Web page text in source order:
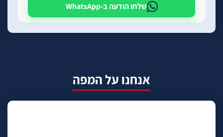
שלחו הודעה ב-WhatsApp
אנחנו על המפה